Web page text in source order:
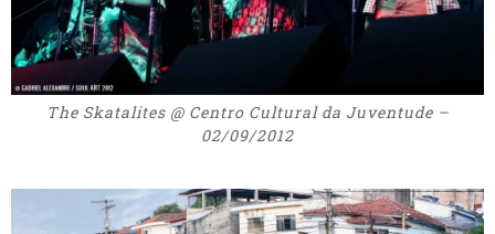
The Skatalites @ Centro Cultural da Juventude –
02/09/2012